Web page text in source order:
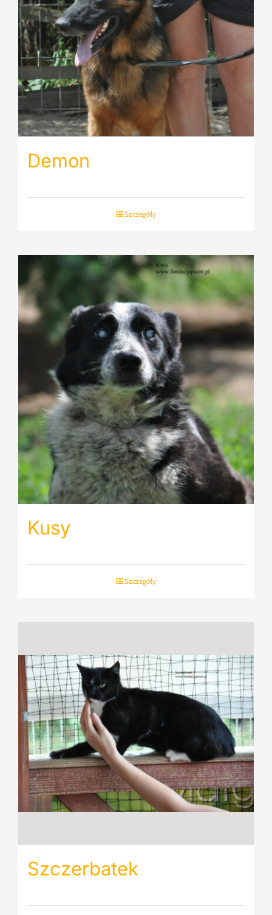
Demon
Szczegóły
Kusy
Szczegóły
Szczerbatek